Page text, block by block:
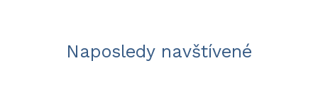
Naposledy navštívené